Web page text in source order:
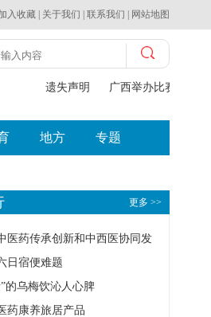
入收藏 关于我们 联系我们 网站地图
遗失声明 广西举办比赛探索
地方 专题
更多 >>
医药传承创新和中西医协同发
日宿便难题
的乌梅饮沁人心脾
药康养旅居产品